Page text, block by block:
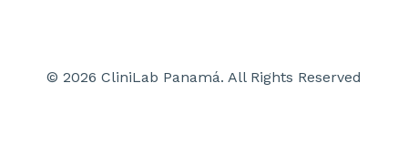
© 2026 CliniLab Panamá. All Rights Reserved